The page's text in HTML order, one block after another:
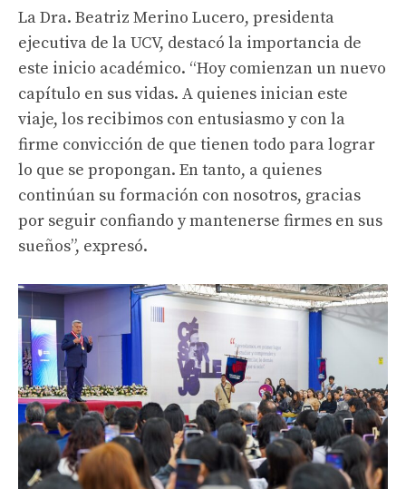
La Dra. Beatriz Merino Lucero, presidenta
ejecutiva de la UCV, destacó la importancia de
este inicio académico. “Hoy comienzan un nuevo
capítulo en sus vidas. A quienes inician este
viaje, los recibimos con entusiasmo y con la
firme convicción de que tienen todo para lograr
lo que se propongan. En tanto, a quienes
continúan su formación con nosotros, gracias
por seguir confiando y mantenerse firmes en sus
sueños”, expresó.